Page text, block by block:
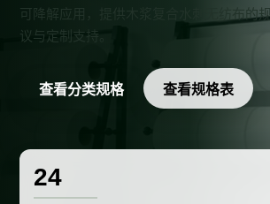
可降解应用，提供木浆复合水刺无纺布的
议与定制支持。
查看分类规格 查看规格表
24